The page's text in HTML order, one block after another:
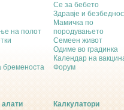
на полот
бременоста
Се за бебето
Здравје и
Мамичка по
породувањето
Семеен живот
Одиме во градинка
Календар на
Форум
Калкулатори